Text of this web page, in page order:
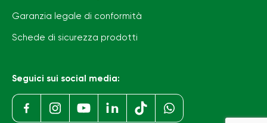
Garanzia legale di conformità
Schede di sicurezza prodotti
Seguici sui social media: